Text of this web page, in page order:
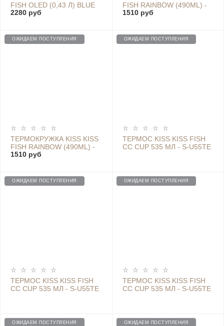
FISH OLED (0,43 Л) BLUE
2280 руб
FISH RAINBOW (490ML) -
S-U45C GREY BLACK
1510 руб
ОЖИДАЕМ ПОСТУПЛЕНИЯ
ТЕРМОКРУЖКА KISS KISS
FISH RAINBOW (490ML) -
S-U45C GREY WHITE
1510 руб
ОЖИДАЕМ ПОСТУПЛЕНИЯ
ТЕРМОС KISS KISS FISH
CC CUP 535 МЛ - S-U55TE
ОЖИДАЕМ ПОСТУПЛЕНИЯ
ТЕРМОС KISS KISS FISH
CC CUP 535 МЛ - S-U55TE
ОЖИДАЕМ ПОСТУПЛЕНИЯ
ТЕРМОС KISS KISS FISH
CC CUP 535 МЛ - S-U55TE
ОЖИДАЕМ ПОСТУПЛЕНИЯ ОЖИДАЕМ ПОСТУПЛЕНИЯ